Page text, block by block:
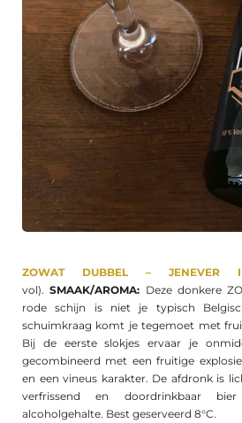
ZOWAT DUBBEL – JENEVER
vol).SMAAK/AROMA: Deze donkere
rode schijn is niet je typisch
schuimkraag komt je tegemoet met
Bij de eerste slokjes ervaar je
gecombineerd met een fruitige
en een vineus karakter. De afdronk is
verfrissend en doordrinkbaar
alcoholgehalte. Best geserveerd 8°C.